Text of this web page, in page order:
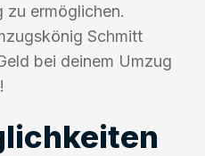
zu ermöglichen.
Schmitt
bei deinem Umzug